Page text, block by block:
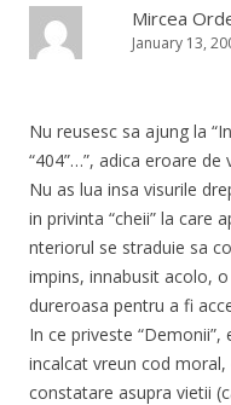
Mircea
January 13,
Nu reusesc sa ajung la
“404”…”, adica eroare de
Nu as lua insa visurile
in privinta “cheii” la care
nteriorul se straduie sa
impins, innabusit acolo,
dureroasa pentru a fi
In ce priveste
incalcat vreun cod
constatare asupra vietii